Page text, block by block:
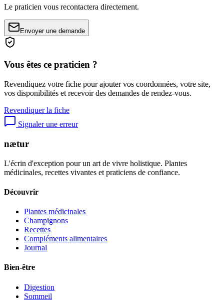
Le praticien vous recontactera directement.
Envoyer une demande
Vous êtes ce praticien ?
Revendiquez votre fiche pour ajouter vos coordonnées, votre site,
vos disponibilités et recevoir des demandes de rendez-vous.
Revendiquer la fiche
Signaler une erreur
nætur
L'écrin d'exception pour un art de vivre holistique. Plantes
médicinales, recettes vivantes et praticiens de confiance.
Découvrir
Plantes médicinales
Champignons
Recettes
Compléments alimentaires
Journal
Bien-être
Digestion
Sommeil